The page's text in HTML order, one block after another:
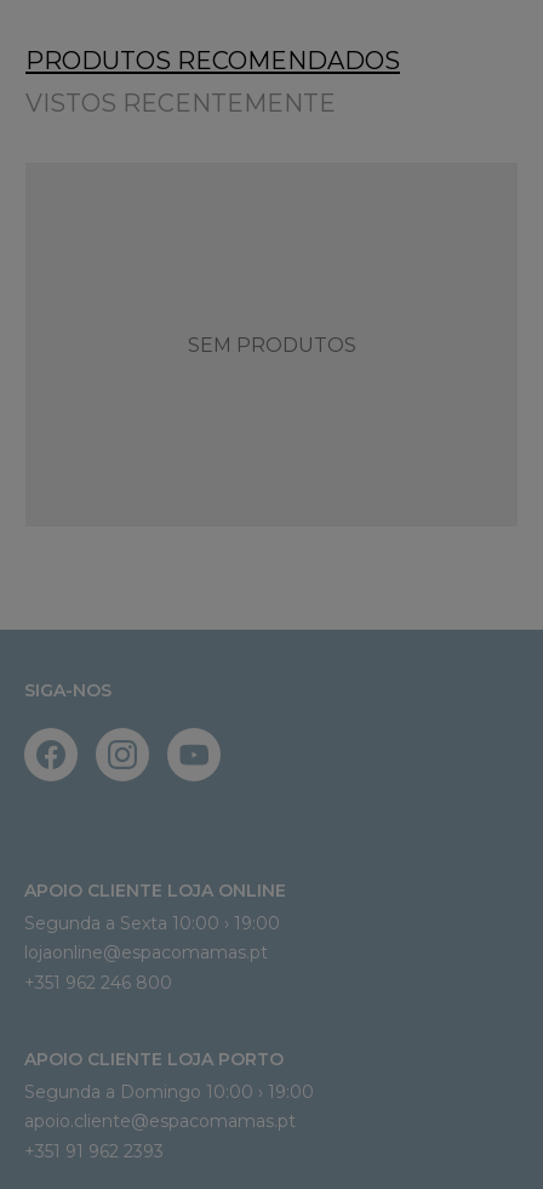
PRODUTOS RECOMENDADOS
VISTOS RECENTEMENTE
SEM PRODUTOS
SIGA-NOS
APOIO CLIENTE LOJA ONLINE
Segunda a Sexta 10:00 › 19:00
lojaonline@espacomamas.pt
+351 962 246 800
APOIO CLIENTE LOJA PORTO
Segunda a Domingo 10:00 › 19:00
apoio.cliente@espacomamas.pt
+351 91 962 2393